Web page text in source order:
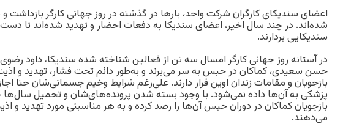
اعضای سندیکای کارگران شرکت واحد، بارها در گذشته در روز جهانی کارگر
شده‌اند. در چند سال اخیر، اعضای سندیکا به دفعات احضار و تهدید شده‌اند تا
سندیکایی بردارند.
در آستانه روز جهانی کارگر امسال سه تن از فعالین شناخته شده سندیکا، داود
حسن سعیدی، کماکان در حبس به سر می‌برند و به‌طور دائم تحت فشار، تهدید و اذیت
بازجویان و‌ مقامات زندان اوین قرار دارند. علی‌رغم شرایط وخیم ‌جسمانی‌شان ‌حتا
پزشکی به آن‌ها داده نمی‌شود. با وجود بسته شدن پرونده‌های‌شان و تحمیل سال‌ها
بازجویان کماکان در دوران حبس آن‌ها را رصد کرده و به هر مناسبتی مورد تهدید و اذیت
می‌دهند.